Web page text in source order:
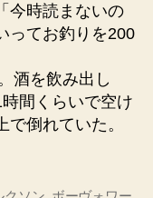
今時読まないの
ってお釣りを200
酒を飲み出し
間くらいで空け
倒れていた。